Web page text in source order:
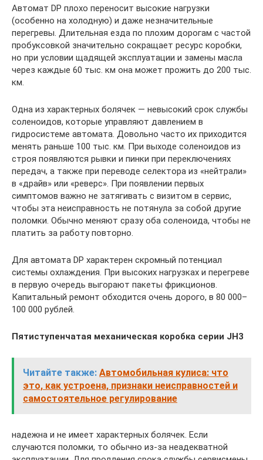
Автомат DP плохо переносит высокие нагрузки
(особенно на холодную) и даже незначительные
перегревы. Длительная езда по плохим дорогам с частой
пробуксовкой значительно сокращает ресурс коробки,
но при условии щадящей эксплуатации и замены масла
через каждые 60 тыс. км она может прожить до 200 тыс.
км.
Одна из характерных болячек — невысокий срок службы
соленоидов, которые управляют давлением в
гидросистеме автомата. Довольно часто их приходится
менять раньше 100 тыс. км. При выходе соленоидов из
строя появляются рывки и пинки при переключениях
передач, а также при переводе селектора из «нейтрали»
в «драйв» или «реверс». При появлении первых
симптомов важно не затягивать с визитом в сервис,
чтобы эта неисправность не потянула за собой другие
поломки. Обычно меняют сразу оба соленоида, чтобы не
платить за работу повторно.
Для автомата DP характерен скромный потенциал
системы охлаждения. При высоких нагрузках и перегреве
в первую очередь выгорают пакеты фрикционов.
Капитальный ремонт обходится очень дорого, в 80 000–
100 000 рублей.
Пятиступенчатая механическая коробка серии JH3
Читайте также: Автомобильная кулиса: что
это, как устроена, признаки неисправностей и
самостоятельное регулирование
надежна и не имеет характерных болячек. Если
случаются поломки, то обычно из-за неадекватной